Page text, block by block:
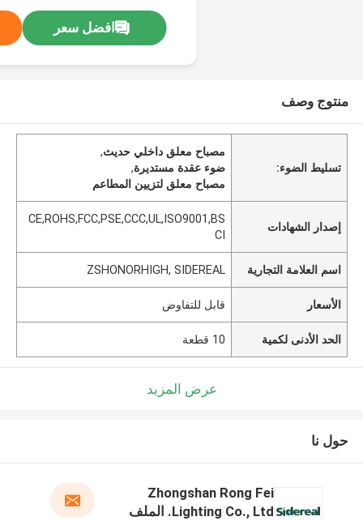
افضل سعر
منتوج وصف
تسليط الضوء:
مصباح معلق داخلي حديث,
ضوء عقدة مستديرة,
مصباح معلق لتزيين المطاعم
إصدار الشهادات
CE,ROHS,FCC,PSE,CCC,UL,ISO9001,BS
CI
اسم العلامة التجارية ZSHONORHIGH, SIDEREAL
الأسعار قابل للتفاوض
الحد الأدنى لكمية 10 قطعة
عرض المزيد
حول نا
Zhongshan Rong Fei
Lighting Co., Ltd. الملف